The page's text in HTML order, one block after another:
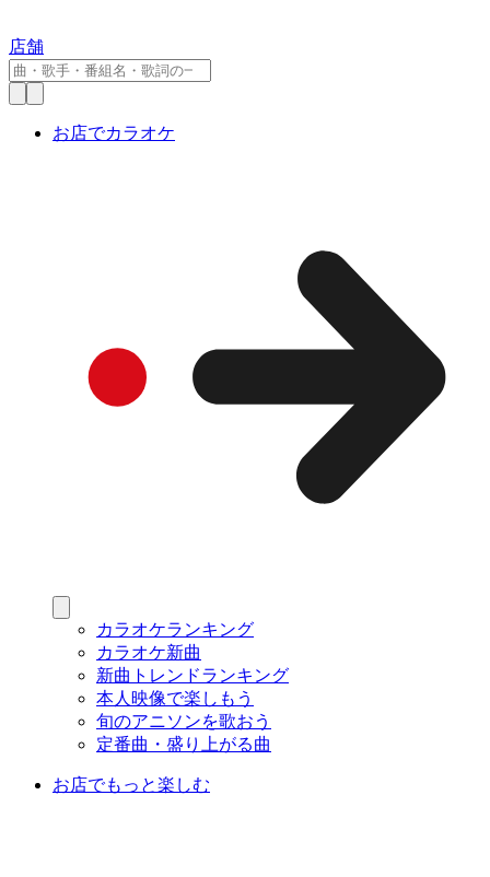
店舗
お店でカラオケ
カラオケランキング
カラオケ新曲
新曲トレンドランキング
本人映像で楽しもう
旬のアニソンを歌おう
定番曲・盛り上がる曲
お店でもっと楽しむ